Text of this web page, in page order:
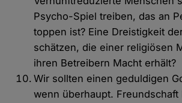
Psycho-Spiel treiben, das an
toppen ist? Eine Dreistigkeit
schätzen, die einer religiösen
ihren Betreibern Macht erhält?
Wir sollten einen geduldigen
wenn überhaupt. Freundschaft